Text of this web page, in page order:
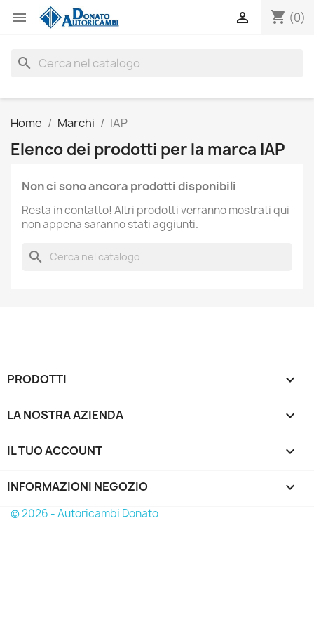
 shopping_cart (0)

search
Home Marchi IAP
Elenco dei prodotti per la marca IAP
Non ci sono ancora prodotti disponibili
Resta in contatto! Altri prodotti verranno mostrati qui
non appena saranno stati aggiunti.
search
PRODOTTI 
LA NOSTRA AZIENDA 
IL TUO ACCOUNT 
INFORMAZIONI NEGOZIO keyboard_arrow_down
© 2026 - Autoricambi Donato